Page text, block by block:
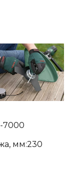
7000
мм:230